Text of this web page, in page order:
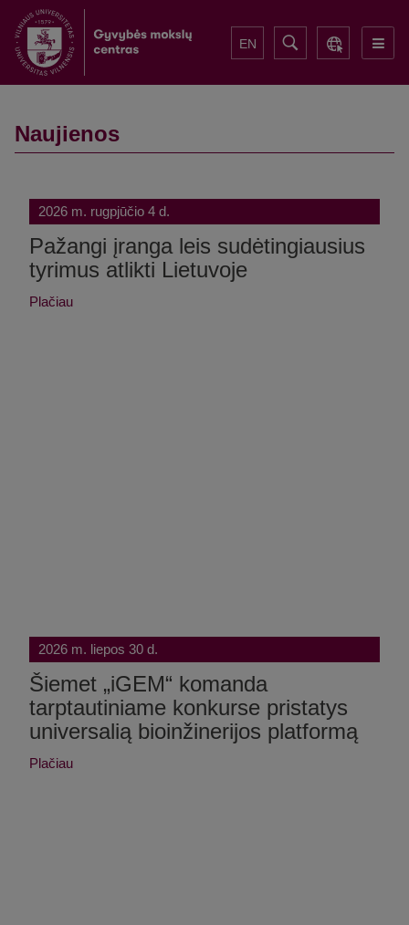
EN
Naujienos
2026 m. rugpjūčio 4 d.
Pažangi įranga leis sudėtingiausius
tyrimus atlikti Lietuvoje
Plačiau
2026 m. liepos 30 d.
Šiemet „iGEM“ komanda
tarptautiniame konkurse pristatys
universalią bioinžinerijos platformą
Plačiau